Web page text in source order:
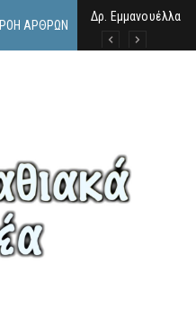
ΡΟΉ ΆΡΘΡΩΝ
Δρ. Εμμανουέλλα
Χάιδω-Ειρήνη
Στέφανος Γκίκας: